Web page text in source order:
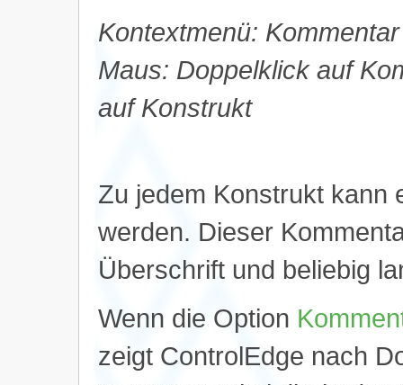
Kontextmenü: Kommentar
Maus: Doppelklick auf
auf Konstrukt
Zu jedem Konstrukt kann
werden. Dieser
Überschrift und beliebig
Wenn die Option
zeigt ControlEdge nach